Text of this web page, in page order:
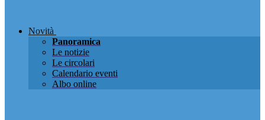
Novità
Panoramica
Le notizie
Le circolari
Calendario eventi
Albo online